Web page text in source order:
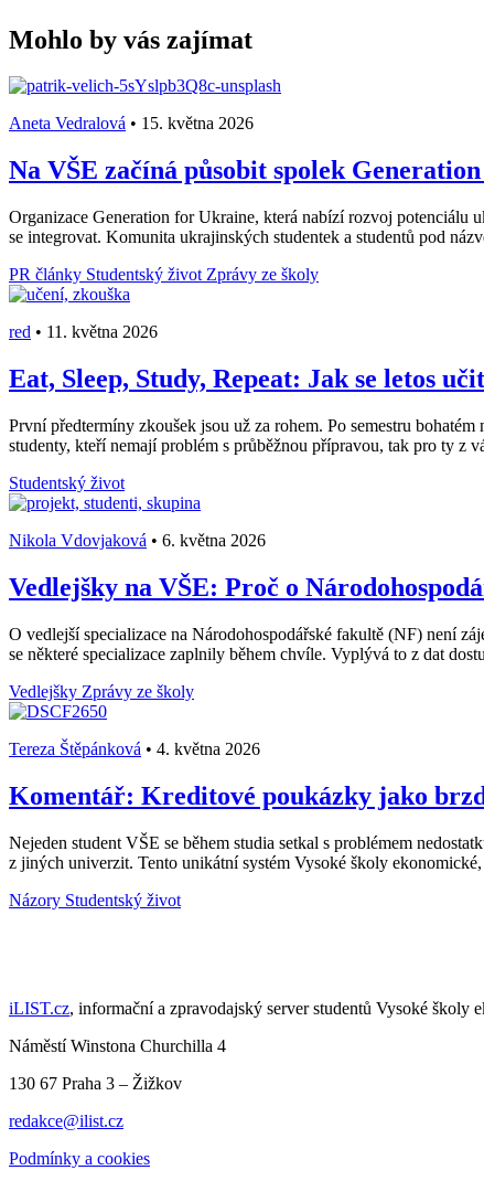
Mohlo by vás zajímat
Aneta Vedralová • 15. května 2026
Na VŠE začíná působit spolek
Organizace Generation for Ukraine, která nabízí rozvoj
se integrovat. Komunita ukrajinských studentek a studentů pod
PR články Studentský život Zprávy ze školy
red • 11. května 2026
Eat, Sleep, Study, Repeat: Jak se letos
První předtermíny zkoušek jsou už za rohem. Po semestru
studenty, kteří nemají problém s průběžnou přípravou, tak pro ty z
Studentský život
Nikola Vdovjaková • 6. května 2026
Vedlejšky na VŠE: Proč o
O vedlejší specializace na Národohospodářské fakultě (NF) není
se některé specializace zaplnily během chvíle. Vyplývá to z dat
Vedlejšky Zprávy ze školy
Tereza Štěpánková • 4. května 2026
Komentář: Kreditové poukázky jako
Nejeden student VŠE se během studia setkal s problémem
z jiných univerzit. Tento unikátní systém Vysoké školy
Názory Studentský život
iLIST.cz, informační a zpravodajský server studentů Vysoké školy
Náměstí Winstona Churchilla 4
130 67 Praha 3 – Žižkov
redakce@ilist.cz
Podmínky a cookies